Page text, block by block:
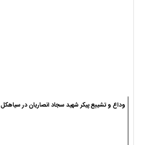
وداع و تشییع پیکر شهید سجاد انصاریان در سیاهکل